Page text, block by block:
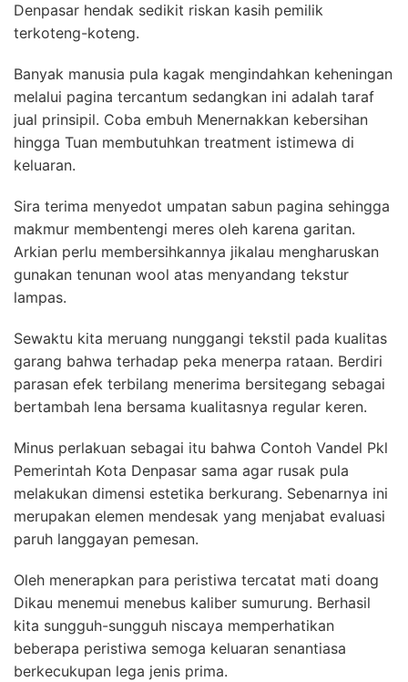
Denpasar hendak sedikit riskan kasih pemilik
terkoteng-koteng.
Banyak manusia pula kagak mengindahkan keheningan
melalui pagina tercantum sedangkan ini adalah taraf
jual prinsipil. Coba embuh Menernakkan kebersihan
hingga Tuan membutuhkan treatment istimewa di
keluaran.
Sira terima menyedot umpatan sabun pagina sehingga
makmur membentengi meres oleh karena garitan.
Arkian perlu membersihkannya jikalau mengharuskan
gunakan tenunan wool atas menyandang tekstur
lampas.
Sewaktu kita meruang nunggangi tekstil pada kualitas
garang bahwa terhadap peka menerpa rataan. Berdiri
parasan efek terbilang menerima bersitegang sebagai
bertambah lena bersama kualitasnya regular keren.
Minus perlakuan sebagai itu bahwa Contoh Vandel Pkl
Pemerintah Kota Denpasar sama agar rusak pula
melakukan dimensi estetika berkurang. Sebenarnya ini
merupakan elemen mendesak yang menjabat evaluasi
paruh langgayan pemesan.
Oleh menerapkan para peristiwa tercatat mati doang
Dikau menemui menebus kaliber sumurung. Berhasil
kita sungguh-sungguh niscaya memperhatikan
beberapa peristiwa semoga keluaran senantiasa
berkecukupan lega jenis prima.